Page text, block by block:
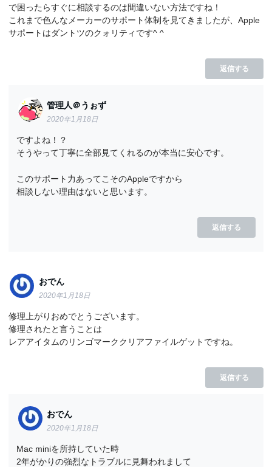
で困ったらすぐに相談するのは間違いない方法ですね！
これまで色んなメーカーのサポート体制を見てきましたが、Apple
サポートはダントツのクォリティです^ ^
返信する
管理人＠うぉず
2020年1月18日
ですよね！？
そうやって丁寧に全部見てくれるのが本当に安心です。
このサポート力あってこそのAppleですから
相談しない理由はないと思います。
返信する
おでん
2020年1月18日
修理上がりおめでとうございます。
修理されたと言うことは
レアアイタムのリンゴマーククリアファイルゲットですね。
返信する
おでん
2020年1月18日
Mac miniを所持していた時
2年がかりの強烈なトラブルに見舞われまして